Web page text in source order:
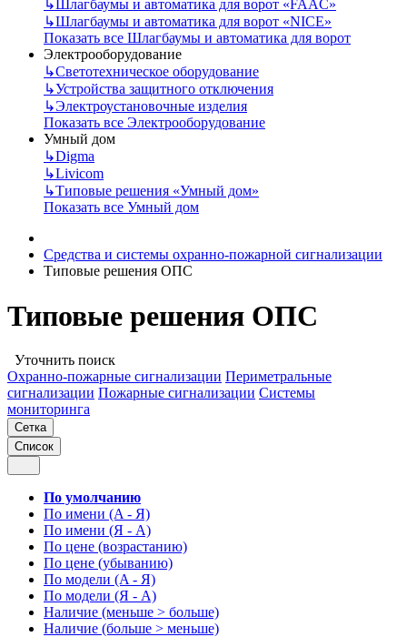
↳Шлагбаумы и автоматика для ворот «FAAC»
↳Шлагбаумы и автоматика для ворот «NICE»
Показать все Шлагбаумы и автоматика для ворот
Электрооборудование
↳Светотехническое оборудование
↳Устройства защитного отключения
↳Электроустановочные изделия
Показать все Электрооборудование
Умный дом
↳Digma
↳Livicom
↳Типовые решения «Умный дом»
Показать все Умный дом
Средства и системы охранно-пожарной сигнализации
Типовые решения ОПС
Типовые решения ОПС
Уточнить поиск
Охранно-пожарные сигнализации Периметральные
сигнализации Пожарные сигнализации Системы
мониторинга
Сетка
Список
По умолчанию
По имени (A - Я)
По имени (Я - A)
По цене (возрастанию)
По цене (убыванию)
По модели (A - Я)
По модели (Я - A)
Наличие (меньше > больше)
Наличие (больше > меньше)